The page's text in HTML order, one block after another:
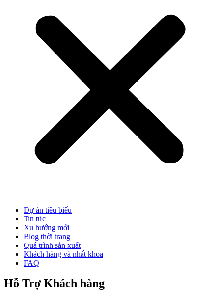
Dự án tiêu biểu
Tin tức
Xu hướng mới
Blog thời trang
Quá trình sản xuất
Khách hàng và nhất khoa
FAQ
Hỗ Trợ Khách hàng